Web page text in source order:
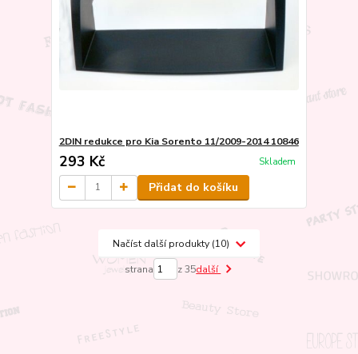
2DIN redukce pro Kia Sorento 11/2009-2014 10846
293 Kč Skladem
Přidat do košíku
Načíst další produkty (10)
strana z 35další